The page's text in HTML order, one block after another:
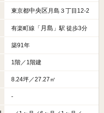
東京都中央区月島３丁目12-2
有楽町線「 月島 」駅 徒歩3分
築91年
1階／1階建
8.24坪／27.27㎡
-